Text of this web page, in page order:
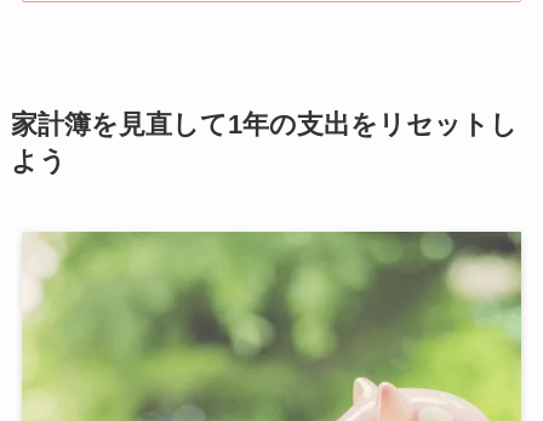
家計簿を見直して1年の支出をリセットし
よう